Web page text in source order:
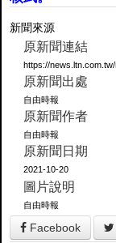
新聞來源
原新聞連結
https://
原新聞出處
自由時報
原新聞作者
自由時報
原新聞日期
2021-10-20
圖片說明
自由時報
Facebook